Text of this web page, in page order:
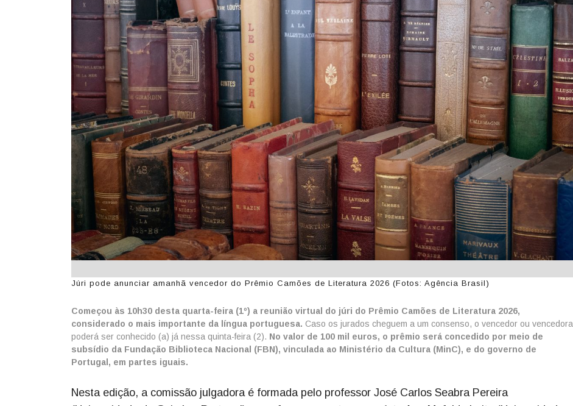
Júri pode anunciar amanhã vencedor do Prêmio Camões de Literatura 2026 (Fotos: Agência Brasil)
Começou às 10h30 desta quarta-feira (1º) a reunião virtual do júri do Prêmio Camões de Literatura 2026,
considerado o mais importante da língua portuguesa. Caso os jurados cheguem a um consenso, o vencedor ou vencedora
poderá ser conhecido (a) já nessa quinta-feira (2). No valor de 100 mil euros, o prêmio será concedido por meio de
subsídio da Fundação Biblioteca Nacional (FBN), vinculada ao Ministério da Cultura (MinC), e do governo de
Portugal, em partes iguais.
Nesta edição, a comissão julgadora é formada pelo professor José Carlos Seabra Pereira